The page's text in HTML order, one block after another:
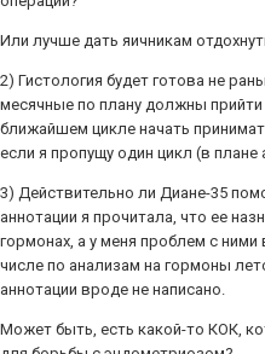
Или лучше дать яичникам
2) Гистология будет готова не
месячные по плану должны прийти
ближайшем цикле начать
если я пропущу один цикл (в
3) Действительно ли Диане-35
аннотации я прочитала, что ее
гормонах, а у меня проблем с
числе по анализам на гормоны
аннотации вроде не написано.
Может быть, есть какой-то КОК,